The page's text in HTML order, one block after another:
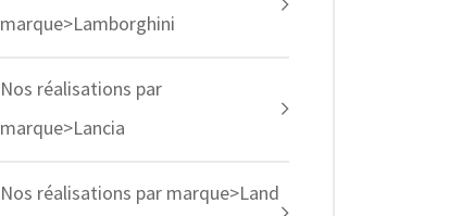
marque>Lamborghini
Nos réalisations par
marque>Lancia
Nos réalisations par marque>Land